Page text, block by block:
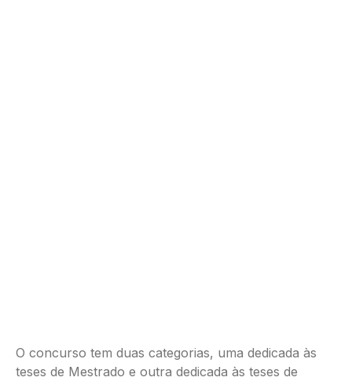
O concurso tem duas categorias, uma dedicada às
teses de Mestrado e outra dedicada às teses de